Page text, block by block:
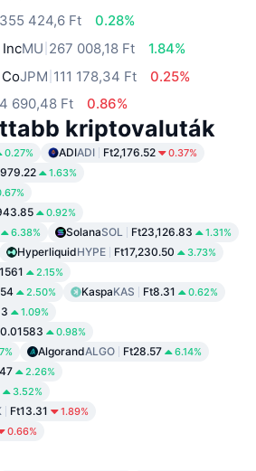
355 424,6 Ft
0.28%
MU 267 008,18 Ft
1.84%
JPM 111 178,34 Ft
0.25%
690,48 Ft 0.86%
kriptovaluták
0.27% ADIADI Ft2,176.52 0.37%
1.63%
0.92%
6.38% SolanaSOL Ft23,126.83 1.31%
HyperliquidHYPE Ft17,230.50 3.73%
2.15%
2.50% KaspaKAS Ft8.31 0.62%
1.09%
0.98%
AlgorandALGO Ft28.57 6.14%
2.26%
3.52%
Ft13.31 1.89%
0.66%